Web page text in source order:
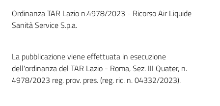
Ordinanza TAR Lazio n.4978/2023 - Ricorso Air Liquide
Sanità Service S.p.a.
La pubblicazione viene effettuata in esecuzione
dell'ordinanza del TAR Lazio - Roma, Sez. III Quater, n.
4978/2023 reg. prov. pres. (reg. ric. n. 04332/2023).